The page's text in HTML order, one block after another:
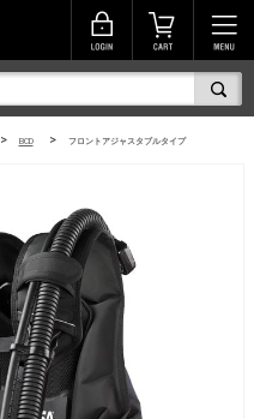
> BCD > フロントアジャスタブルタイプ